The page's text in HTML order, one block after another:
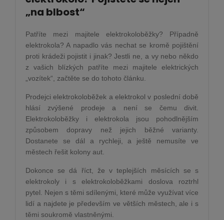
„na blbost“
Patříte mezi majitele elektrokoloběžky? Případně
elektrokola? A napadlo vás nechat se kromě pojištění
proti krádeži pojistit i jinak? Jestli ne, a vy nebo někdo
z vašich blízkých patříte mezi majitele elektrických
„vozítek“, začtěte se do tohoto článku.
Prodejci elektrokoloběžek a elektrokol v poslední době
hlásí zvýšené prodeje a není se čemu divit.
Elektrokoloběžky i elektrokola jsou pohodlnějším
způsobem dopravy než jejich běžné varianty.
Dostanete se dál a rychleji, a ještě nemusíte ve
městech řešit kolony aut.
Dokonce se dá říct, že v teplejších měsících se s
elektrokoly i s elektrokoloběžkami doslova roztrhl
pytel. Nejen s těmi sdílenými, které může využívat více
lidí a najdete je především ve větších městech, ale i s
těmi soukromě vlastněnými.